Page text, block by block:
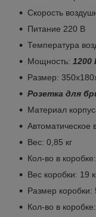
Скорость
Питание 220 В
Температура
Мощность: 1200
Размер:
Розетка для
Материал
Автоматическое
Вес: 0,85 кг
Кол-во в
Вес коробки: 19
Размер коробки:
Кол-во в